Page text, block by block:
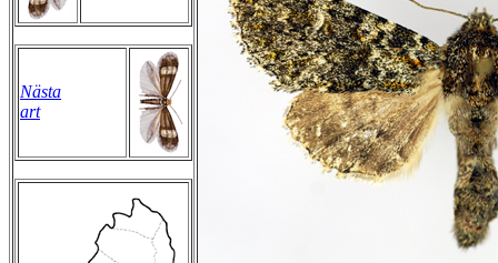
Nästa
art